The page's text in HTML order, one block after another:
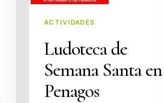
ACTIVIDADES
Ludoteca de
Semana Santa en
Penagos